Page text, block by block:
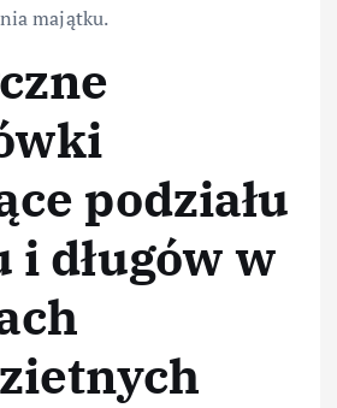
majątku.
podziału
i długów w